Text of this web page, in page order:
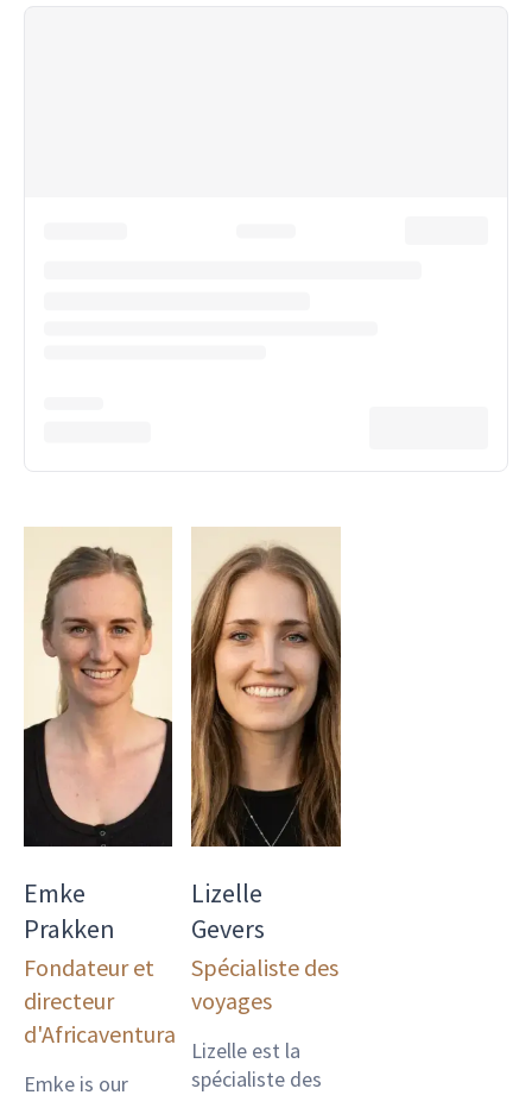
Emke
Prakken
Fondateur et
directeur
d'Africaventura
Emke is our
Lizelle
Gevers
Spécialiste des
voyages
Lizelle est la
spécialiste des